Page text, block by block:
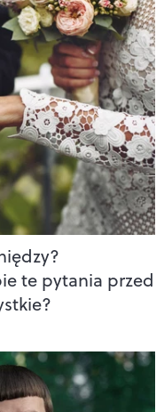
te pytania przed